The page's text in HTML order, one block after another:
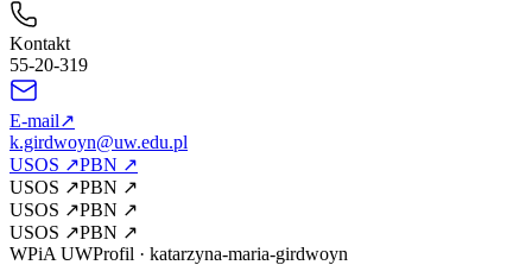
Kontakt
55-20-319
E-mail↗
k.girdwoyn@uw.edu.pl
USOS ↗PBN ↗
USOS ↗PBN ↗
USOS ↗PBN ↗
USOS ↗PBN ↗
WPiA UWProfil · katarzyna-maria-girdwoyn